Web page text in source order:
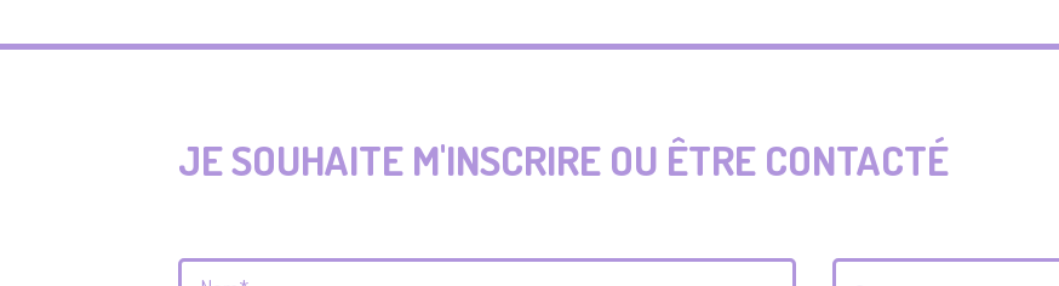
JE SOUHAITE M'INSCRIRE OU ÊTRE CONTACTÉ